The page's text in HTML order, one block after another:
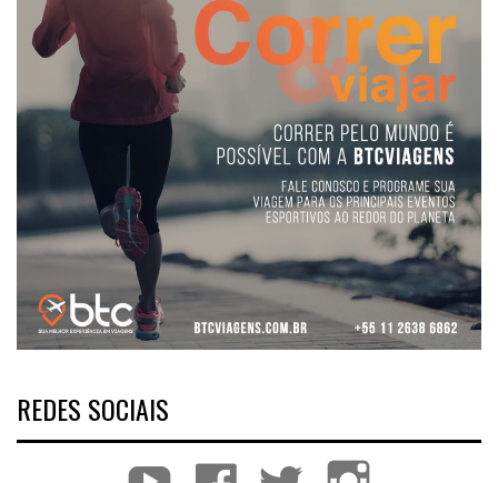
REDES SOCIAIS